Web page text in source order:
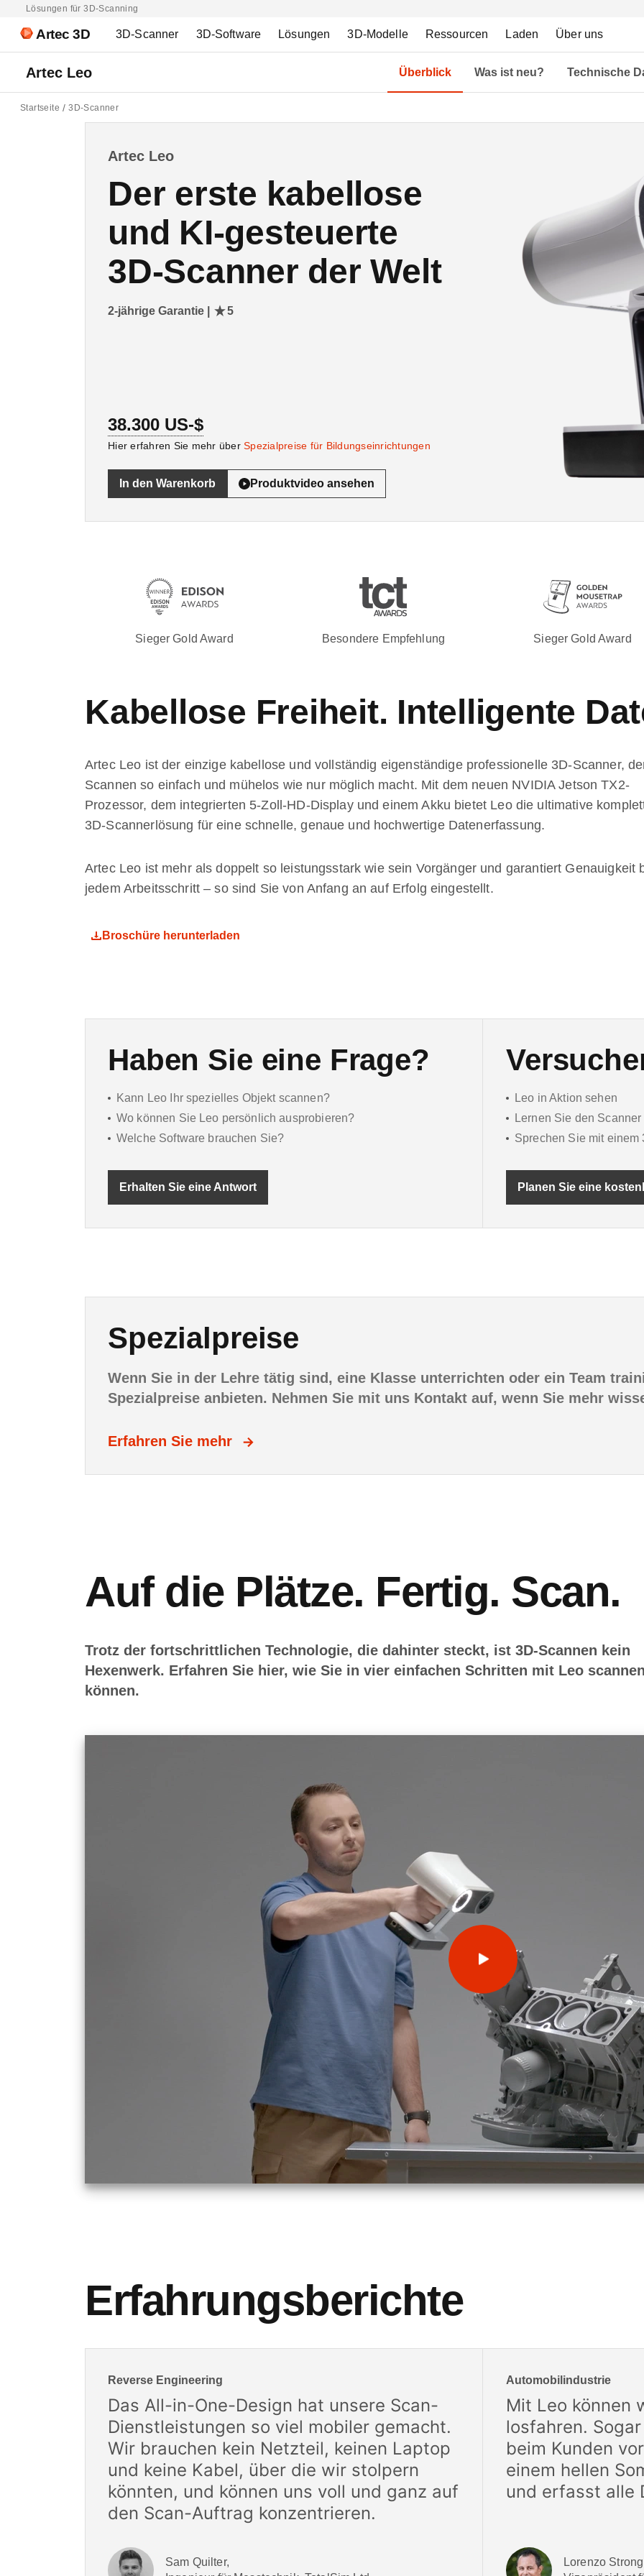
Lösungen für 3D-Scanning
Artec 3D 3D-Scanner 3D-Software Lösungen 3D-Modelle Ressourcen Laden Über uns
Artec Leo Überblick Was ist neu? Technische
Startseite 3D-Scanner
Artec Leo
Der erste kabellose
und KI-gesteuerte
3D-Scanner der Welt
2-jährige Garantie | 5
38.300 US-$
Hier erfahren Sie mehr über Spezialpreise für Bildungseinrichtungen
In den Warenkorb Produktvideo ansehen
Sieger Gold Award Besondere Empfehlung Sieger Gold Award
Kabellose Freiheit. Intelligente
Artec Leo ist der einzige kabellose und vollständig eigenständige professionelle 3D-Scanner,
Scannen so einfach und mühelos wie nur möglich macht. Mit dem neuen NVIDIA Jetson TX2-
Prozessor, dem integrierten 5-Zoll-HD-Display und einem Akku bietet Leo die ultimative
3D-Scannerlösung für eine schnelle, genaue und hochwertige Datenerfassung.
Artec Leo ist mehr als doppelt so leistungsstark wie sein Vorgänger und garantiert Genauigkeit
jedem Arbeitsschritt – so sind Sie von Anfang an auf Erfolg eingestellt.
Broschüre herunterladen
Haben Sie eine Frage?
Kann Leo Ihr spezielles Objekt scannen?
Wo können Sie Leo persönlich ausprobieren?
Welche Software brauchen Sie?
Erhalten Sie eine Antwort
Leo in Aktion sehen
Lernen Sie den
Sprechen Sie mit einem
Planen Sie eine
Spezialpreise
Wenn Sie in der Lehre tätig sind, eine Klasse unterrichten oder ein Team
Spezialpreise anbieten. Nehmen Sie mit uns Kontakt auf, wenn Sie mehr
Erfahren Sie mehr
Auf die Plätze. Fertig. Scan.
Trotz der fortschrittlichen Technologie, die dahinter steckt, ist 3D-Scannen kein
Hexenwerk. Erfahren Sie hier, wie Sie in vier einfachen Schritten mit Leo
können.
Erfahrungsberichte
Reverse Engineering
Das All-in-One-Design hat unsere Scan-
Dienstleistungen so viel mobiler gemacht.
Wir brauchen kein Netzteil, keinen Laptop
und keine Kabel, über die wir stolpern
könnten, und können uns voll und ganz auf
den Scan-Auftrag konzentrieren.
Sam Quilter,
Automobilindustrie
Mit Leo können
losfahren.
beim Kunden
einem hellen
und erfasst alle
Lorenzo